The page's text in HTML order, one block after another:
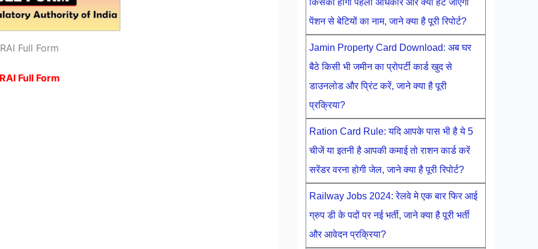
Full Form
Full Form
किसका होगा पहला अधिकार और क्या हट जाएगा
पेंशन से बेटियों का नाम, जाने क्या है पूरी रिपोर्ट?
Jamin Property Card Download: अब घर
बैठे किसी भी जमीन का प्रोपर्टी कार्ड खुद से
डाउनलोड और प्रिंट करें, जाने क्या है पूरी
प्रक्रिया?
Ration Card Rule: यदि आपके पास भी है ये 5
चीजें या इतनी है आपकी कमाई तो राशन कार्ड करें
सरेंडर वरना होगी जेल, जाने क्या है पूरी रिपोर्ट?
Railway Jobs 2024: रेलवे मे एक बार फिर आई
ग्रुप डी के पदों पर नई भर्ती, जाने क्या है पूरी भर्ती
और आवेदन प्रक्रिया?